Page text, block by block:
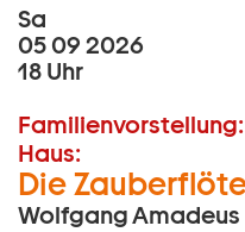
Sa
05 09 2026
18 Uhr
Familienvorstellung:
Haus:
Die
Wolfgang